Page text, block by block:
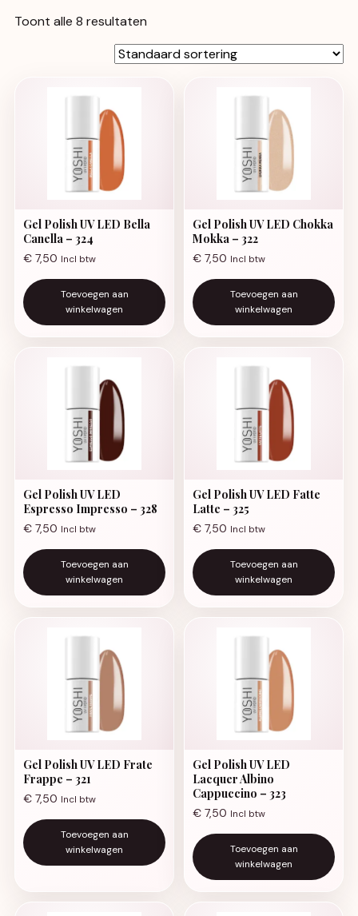
Toont alle 8 resultaten
Gel Polish UV LED Bella
Canella – 324
€ 7,50 Incl btw
Toevoegen aan
winkelwagen
Gel Polish UV LED Chokka
Mokka – 322
€ 7,50 Incl btw
Toevoegen aan
winkelwagen
Gel Polish UV LED
Espresso Impresso – 328
€ 7,50 Incl btw
Toevoegen aan
winkelwagen
Gel Polish UV LED Fatte
Latte – 325
€ 7,50 Incl btw
Toevoegen aan
winkelwagen
Gel Polish UV LED Frate
Frappe – 321
€ 7,50 Incl btw
Toevoegen aan
winkelwagen
Gel Polish UV LED
Lacquer Albino
Cappuccino – 323
€ 7,50 Incl btw
Toevoegen aan
winkelwagen